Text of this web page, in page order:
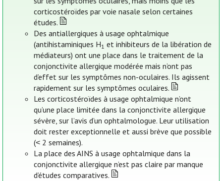
corticostéroïdes par voie nasale selon certaines
études.
Des antiallergiques à usage ophtalmique
(antihistaminiques H1 et inhibiteurs de la libération de
médiateurs) ont une place dans le traitement de la
conjonctivite allergique modérée mais n’ont pas
d’effet sur les symptômes non-oculaires. Ils agissent
rapidement sur les symptômes oculaires.
Les corticostéroïdes à usage ophtalmique n’ont
qu’une place limitée dans la conjonctivite allergique
sévère, sur l’avis d’un ophtalmologue. Leur utilisation
doit rester exceptionnelle et aussi brève que possible
(˂ 2 semaines).
La place des AINS à usage ophtalmique dans la
conjonctivite allergique n’est pas claire par manque
d’études comparatives.